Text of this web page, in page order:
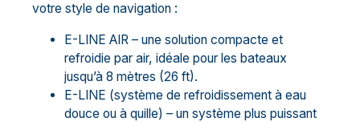
votre style de navigation :
E-LINE AIR – une solution compacte et
refroidie par air, idéale pour les bateaux
jusqu’à 8 mètres (26 ft).
E-LINE (système de refroidissement à eau
douce ou à quille) – un système plus puissant